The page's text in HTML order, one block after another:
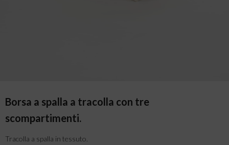
Borsa a spalla a tracolla con tre
scompartimenti.
Tracolla a spalla in tessuto.